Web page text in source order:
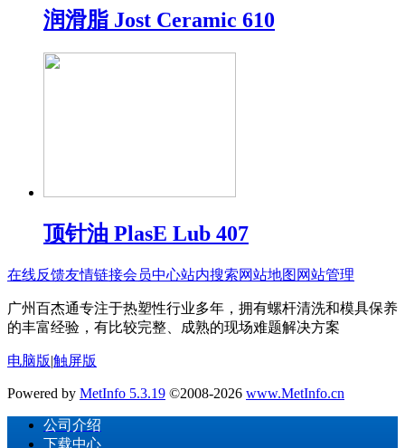
润滑脂 Jost Ceramic 610
顶针油 PlasE Lub 407
在线反馈友情链接会员中心站内搜索网站地图 网站管理
广州百杰通专注于热塑性行业多年，拥有螺杆清洗和模具保养
的丰富经验，有比较完整、成熟的现场难题解决方案
电脑版|触屏版
Powered by MetInfo 5.3.19 ©2008-2026 www.MetInfo.cn
公司介绍
下载中心